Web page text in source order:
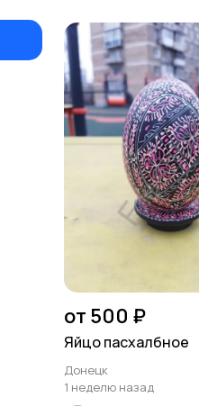
от 500 ₽
Яйцо пасхалбное
Донецк
1 неделю назад